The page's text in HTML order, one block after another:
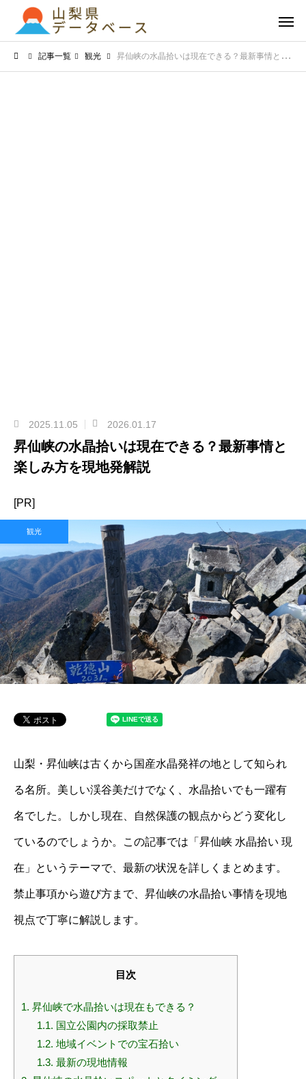
記事一覧 観光 昇仙峡の水晶拾いは現在できる？最新事情と楽しみ方を現地発解説
2025.11.05 2026.01.17
昇仙峡の水晶拾いは現在できる？最新事情と
楽しみ方を現地発解説
[PR]
観光
山梨・昇仙峡は古くから国産水晶発祥の地として知られ
る名所。美しい渓谷美だけでなく、水晶拾いでも一躍有
名でした。しかし現在、自然保護の観点からどう変化し
ているのでしょうか。この記事では「昇仙峡 水晶拾い 現
在」というテーマで、最新の状況を詳しくまとめます。
禁止事項から遊び方まで、昇仙峡の水晶拾い事情を現地
視点で丁寧に解説します。
目次
1. 昇仙峡で水晶拾いは現在もできる？
1.1. 国立公園内の採取禁止
1.2. 地域イベントでの宝石拾い
1.3. 最新の現地情報